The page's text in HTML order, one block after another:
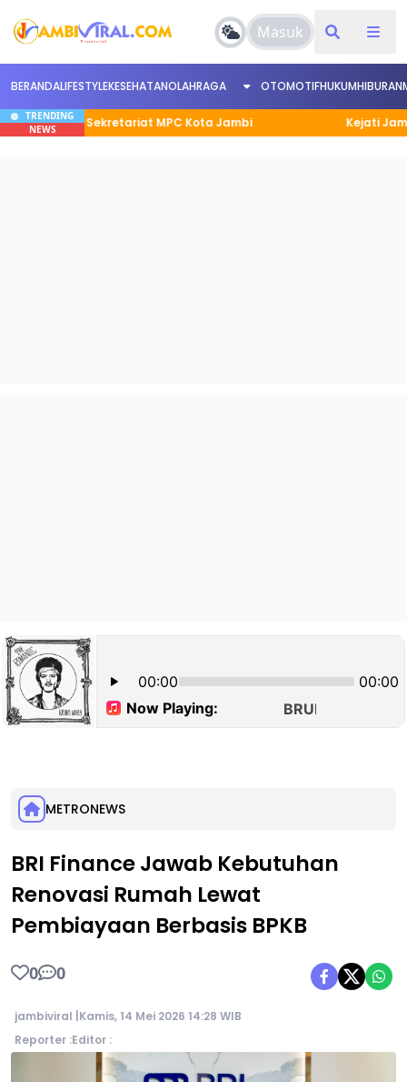
Masuk
BERANDALIFESTYLEKESEHATANOLAHRAGA OTOMOTIFHUKUMHIBURAN
TRENDING
NEWS
Sekretariat MPC Kota Jambi Kejati Jambi
METRONEWS
BRI Finance Jawab Kebutuhan
Renovasi Rumah Lewat
Pembiayaan Berbasis BPKB
0 0
jambiviral | Kamis, 14 Mei 2026 14:28 WIB
Reporter :Editor :